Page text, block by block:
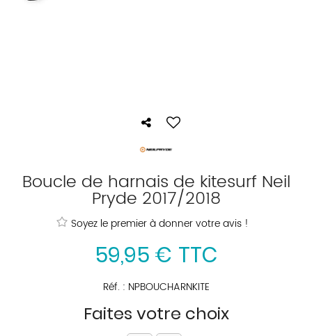
Boucle de harnais de kitesurf Neil
Pryde 2017/2018
Soyez le premier à donner votre avis !
59,95 € TTC
Réf. : NPBOUCHARNKITE
Faites votre choix